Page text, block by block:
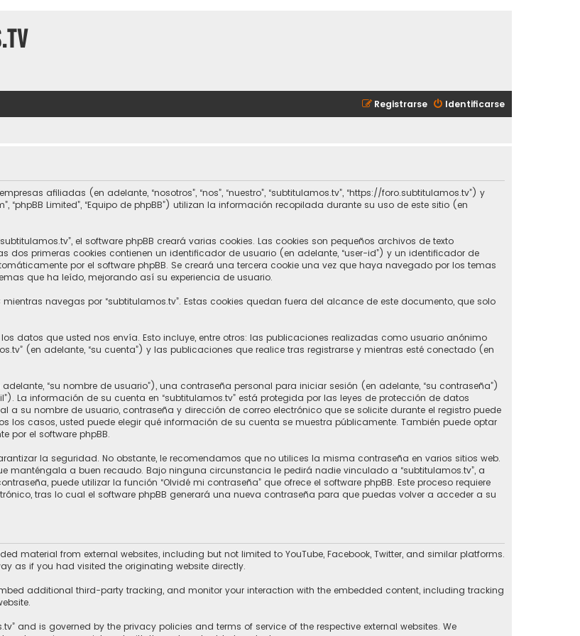
Identificarse
Registrarse
afiliadas (en adelante, “nosotros”, “nos”, “nuestro”, “subtitulamos.tv”, “https://foro.subtitulamos.tv”) y
“phpBB Limited”, “Equipo de phpBB”) utilizan la información recopilada durante su uso de este sitio (en
el software phpBB creará varias cookies. Las cookies son pequeños archivos de texto
dos primeras cookies contienen un identificador de usuario (en adelante, “user-id”) y un identificador de
por el software phpBB. Se creará una tercera cookie una vez que haya navegado por los temas
que ha leído, mejorando así su experiencia de usuario.
navegas por “subtitulamos.tv”. Estas cookies quedan fuera del alcance de este documento, que solo
datos que usted nos envía. Esto incluye, entre otros: las publicaciones realizadas como usuario anónimo
(en adelante, “su cuenta”) y las publicaciones que realice tras registrarse y mientras esté conectado (en
“su nombre de usuario”), una contraseña personal para iniciar sesión (en adelante, “su contraseña”)
La información de su cuenta en “subtitulamos.tv” está protegida por las leyes de protección de datos
su nombre de usuario, contraseña y dirección de correo electrónico que se solicite durante el registro puede
los casos, usted puede elegir qué información de su cuenta se muestra públicamente. También puede optar
por el software phpBB.
la seguridad. No obstante, le recomendamos que no utilices la misma contraseña en varios sitios web.
manténgala a buen recaudo. Bajo ninguna circunstancia le pedirá nadie vinculado a “subtitulamos.tv”, a
puede utilizar la función “Olvidé mi contraseña” que ofrece el software phpBB. Este proceso requiere
tras lo cual el software phpBB generará una nueva contraseña para que puedas volver a acceder a su
material from external websites, including but not limited to YouTube, Facebook, Twitter, and similar platforms.
as if you had visited the originating website directly.
additional third-party tracking, and monitor your interaction with the embedded content, including tracking
and is governed by the privacy policies and terms of service of the respective external websites. We